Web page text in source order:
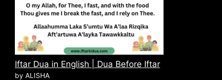
Iftar Dua in English | Dua Before Iftar
by ALISHA